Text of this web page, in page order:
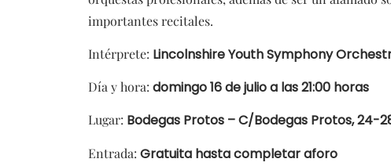
importantes recitales.
Intérprete: Lincolnshire Youth Symphony
Día y hora: domingo 16 de julio a las 21:00 horas
Lugar: Bodegas Protos – C/Bodegas Protos, 24-
Entrada: Gratuita hasta completar aforo